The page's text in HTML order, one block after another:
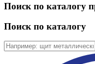
Поиск по каталогу
Поиск по каталогу